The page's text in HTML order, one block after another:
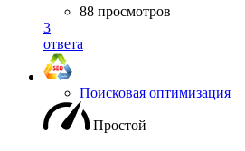
88 просмотров
3
ответа
Поисковая оптимизация
Простой